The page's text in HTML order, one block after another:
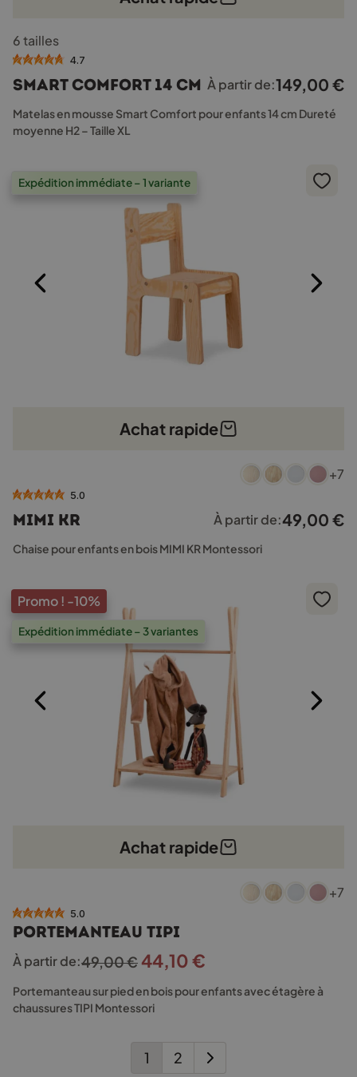
produit
a
plusieurs
variations.
Les
options
choisies
6 tailles
4.7
Smart Comfort 14 cm À partir de:149,00 €
Matelas en mousse Smart Comfort pour enfants 14 cm Dureté
moyenne H2 – Taille XL
Expédition immédiate – 1 variante
Achat rapide
a
variations.
Les
options
être
choisies
sur
produit
+7
5.0
MIMI KR À partir de:49,00 €
Chaise pour enfants en bois MIMI KR Montessori
Promo ! -10%
Expédition immédiate – 3 variantes
Achat rapide
a
plusieurs
variations.
Les
peuvent
être
+7
5.0
Portemanteau TIPI
À partir de:49,00€ Le
prix
initial
49,00 €.
44,10€
prix
44,10 €.
Portemanteau sur pied en bois pour enfants avec étagère à
chaussures TIPI Montessori
1 2